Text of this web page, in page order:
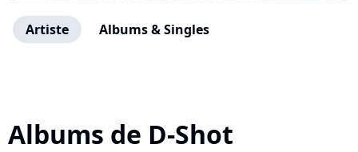
Artiste Albums & Singles
Albums de D-Shot